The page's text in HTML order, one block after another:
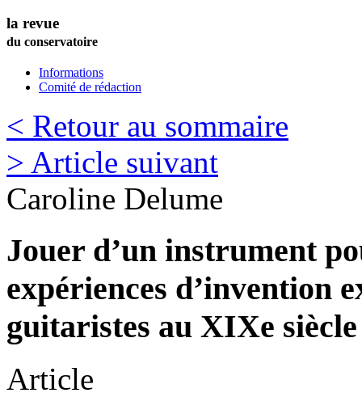
la revue
du conservatoire
Informations
Comité de rédaction
< Retour au sommaire
> Article suivant
Caroline Delume
Jouer d’un instrument
expériences d’invention
guitaristes au XIXe siècle
Article